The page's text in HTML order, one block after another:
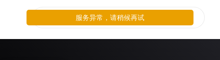
服务异常，请稍候再试